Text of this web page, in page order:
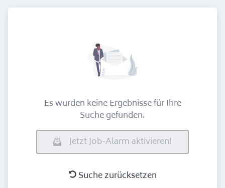
Es wurden keine Ergebnisse für Ihre
Suche gefunden.
Jetzt Job-Alarm aktivieren!
Suche zurücksetzen